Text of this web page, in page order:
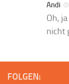
Andi
Oh,
nicht
FOLGEN: